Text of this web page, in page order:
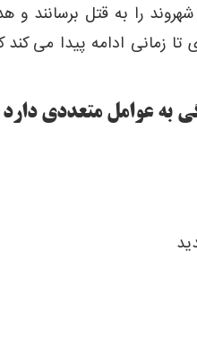
را به قتل برسانند و
زمانی ادامه پیدا می کند
به عوامل متعددی دارد